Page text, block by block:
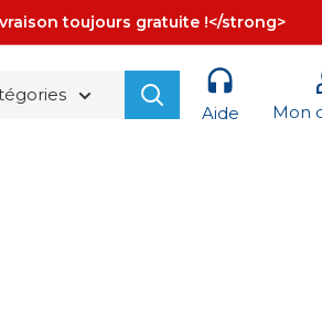
toujours gratuite !</strong>
Aide
Mon